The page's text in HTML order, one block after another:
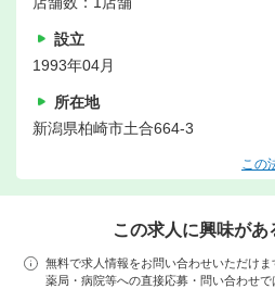
設立
1993年04月
所在地
新潟県柏崎市土合664-3
この
この求人に興味があ
無料で求人情報をお問い合わせいただけま
薬局・病院等への直接応募・問い合わせで